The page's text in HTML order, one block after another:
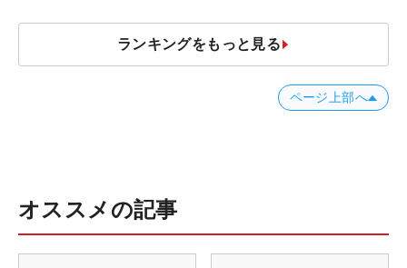
ランキングをもっと見る
ページ上部へ
オススメの記事